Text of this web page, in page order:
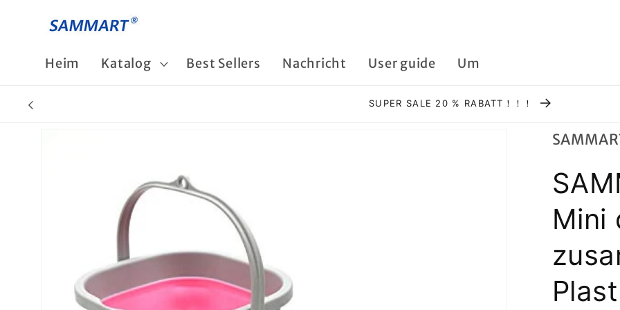
zum
Inhalt
Heim Katalog Best Sellers Nachricht User guide Um
SUPER SALE 20 % RABATT！！！
Mini